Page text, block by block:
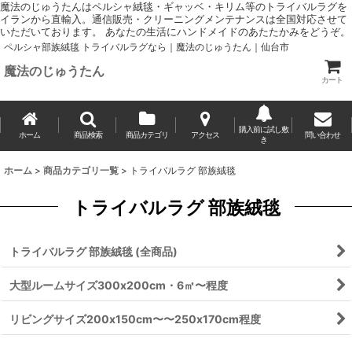
魔法のじゅうたんはペルシャ絨毯・ギャッベ・キリム等のトライバルラグを
イランから直輸入。通信販売・クリーニングメンテナンスは全国対応させて
いただいております。 あなたの生活にハンドメイドのあたたかみをどうぞ。
ペルシャ部族絨毯 トライバルラグなら｜魔法のじゅうたん｜仙台市
魔法のじゅうたん
カート
ホーム 商品検索 商品カテゴリ アクセス
購入前に試し敷
き
問い合わせ
ホーム > 商品カテゴリ一覧 > トライバルラグ 部族絨毯
トライバルラグ 部族絨毯
トライバルラグ 部族絨毯 (全商品)
大型ルームサイズ300x200cm・6㎡〜程度
リビングサイズ200x150cm〜〜250x170cm程度